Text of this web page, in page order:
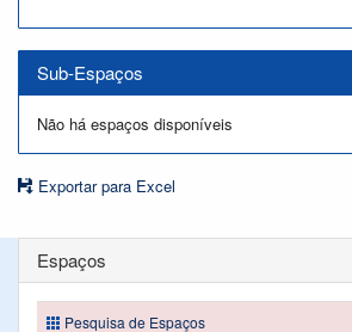
Sub-Espaços
Não há espaços disponíveis
Exportar para Excel
Espaços
Pesquisa de Espaços